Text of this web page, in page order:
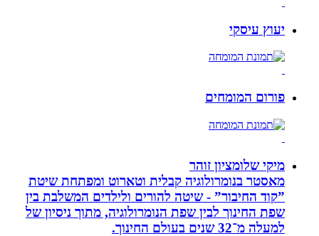
יעוץ עיסקי
פורום המומחים
מיקי שלומציון זוהר
מאסטר בנומרולוגיה קבלית וטארוט ומפתחת שיטת
”קוד החיבור” - שיטה להורים ולילדים המשלבת בין
שפת החינוך לבין שפת הנומרולוגיה, מתוך ניסיון של
למעלה מ־32 שנים בעולם החינוך.